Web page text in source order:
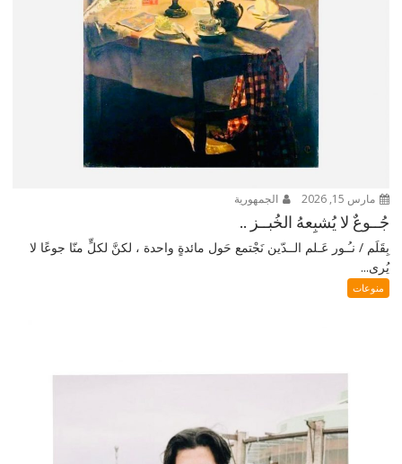
مارس 15, 2026 الجمهورية
جُــوعٌ لا يُشبِعهُ الخُبــز ..
بِقَلَم / نـُـور عَـلم الــدّين نَجْتمع حَول مائدةٍ واحدة ، لكنَّ لكلٍّ منّا جوعًا لا
يُرى...
منوعات